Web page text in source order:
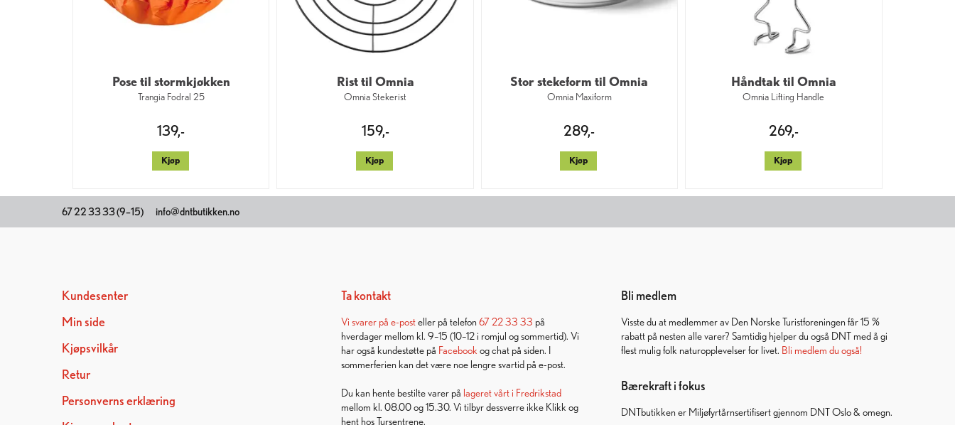
Pose til stormkjøkken
Trangia Fodral 25
139,-
Kjøp
Rist til Omnia
Omnia Stekerist
159,-
Kjøp
Stor stekeform til Omnia
Omnia Maxiform
289,-
Kjøp
Håndtak til Omnia
Omnia Lifting Handle
269,-
Kjøp
67 22 33 33 (9–15) info@dntbutikken.no
Kundesenter
Min side
Kjøpsvilkår
Retur
Personverns erklæring
Ta kontakt
Vi svarer påe-posteller på telefon67 22 33 33 på
hverdager mellom kl. 9–15 (10–12 i romjul og sommertid). Vi
har også kundestøtte på Facebook og chat på siden. I
sommerferien kan det være noe lengre svartid på e-post.
Du kan hente bestilte varer på lageret vårt i Fredrikstad
mellom kl. 08.00 og 15.30. Vi tilbyr dessverre ikke Klikk og
hent hos Tursentrene.
Bli medlem
Visste du at medlemmer av Den Norske Turistforeningen får 15 %
rabatt på nesten alle varer? Samtidig hjelper du også DNT med å gi
flest mulig folk naturopplevelser for livet. Bli medlem du også!
Bærekraft i fokus
DNTbutikken er Miljøfyrtårnsertifisert gjennom DNT Oslo & omegn.